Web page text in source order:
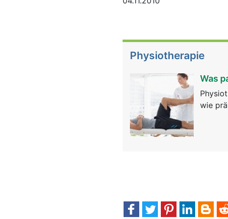
Physiotherapie
Was
wie